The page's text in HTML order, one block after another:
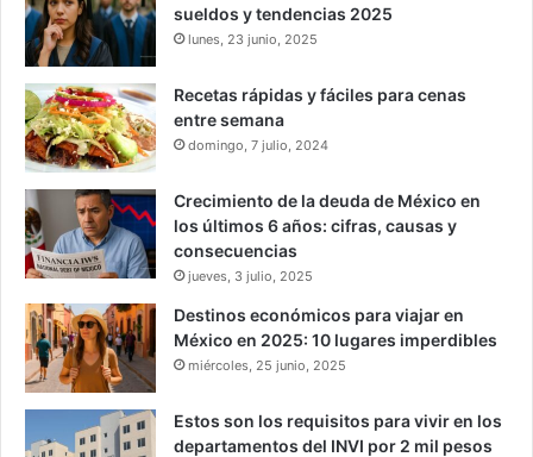
sueldos y tendencias 2025
lunes, 23 junio, 2025
Recetas rápidas y fáciles para cenas
entre semana
domingo, 7 julio, 2024
Crecimiento de la deuda de México en
los últimos 6 años: cifras, causas y
consecuencias
jueves, 3 julio, 2025
Destinos económicos para viajar en
México en 2025: 10 lugares imperdibles
miércoles, 25 junio, 2025
Estos son los requisitos para vivir en los
departamentos del INVI por 2 mil pesos